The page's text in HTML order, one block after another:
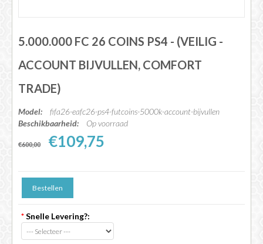
5.000.000 FC 26 COINS PS4 - (VEILIG -
ACCOUNT BIJVULLEN, COMFORT
TRADE)
Model:
fifa26-eafc26-ps4-futcoins-5000k-account-bijvullen
Beschikbaarheid:
Op voorraad
€600,00 €109,75
*Snelle Levering?: